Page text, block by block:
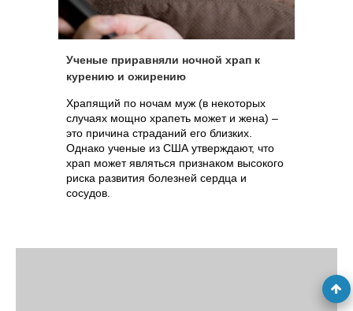
Ученые приравняли ночной храп к
курению и ожирению
Храпящий по ночам муж (в некоторых
случаях мощно храпеть может и жена) –
это причина страданий его близких.
Однако ученые из США утверждают, что
храп может являться признаком высокого
риска развития болезней сердца и
сосудов.